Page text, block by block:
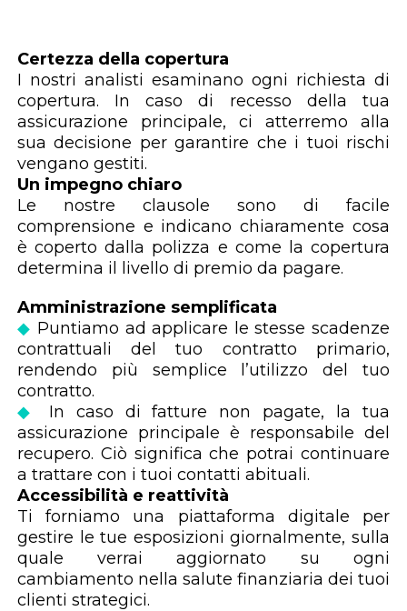
Certezza della copertura
I nostri analisti esaminano ogni richiesta di
copertura. In caso di recesso della tua
assicurazione principale, ci atterremo alla
sua decisione per garantire che i tuoi rischi
vengano gestiti.
Un impegno chiaro
Le nostre clausole sono di facile
comprensione e indicano chiaramente cosa
è coperto dalla polizza e come la copertura
determina il livello di premio da pagare.
Amministrazione semplificata
◆ Puntiamo ad applicare le stesse scadenze
contrattuali del tuo contratto primario,
rendendo più semplice l’utilizzo del tuo
contratto.
◆
In caso di fatture non pagate, la tua
assicurazione principale è responsabile del
recupero. Ciò significa che potrai continuare
a trattare con i tuoi contatti abituali.
Accessibilità e reattività
Ti forniamo una piattaforma digitale per
gestire le tue esposizioni giornalmente, sulla
quale verrai aggiornato su ogni
cambiamento nella salute finanziaria dei tuoi
clienti strategici.